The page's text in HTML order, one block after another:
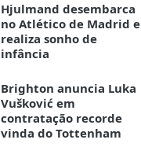
Hjulmand desembarca
no Atlético de Madrid e
realiza sonho de
infância
Brighton anuncia Luka
Vušković em
contratação recorde
vinda do Tottenham